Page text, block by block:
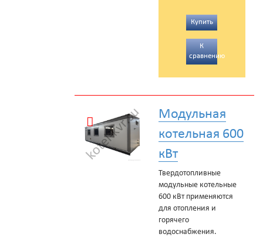
Купить
К
сравнению
Модульная
котельная 600
кВт
Твердотопливные
модульные котельные
600 кВт применяются
для отопления и
горячего
водоснабжения.